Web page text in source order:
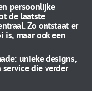
persoonlijke
de laatste
Zo ontstaat er
is, maar ook een
unieke designs,
die verder